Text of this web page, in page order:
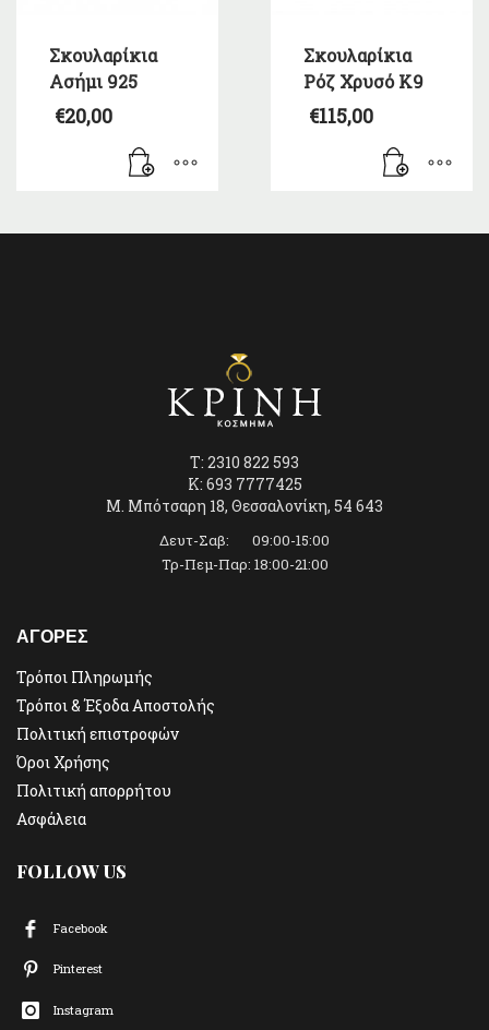
Σκουλαρίκια
Ασήμι 925
€20,00
Σκουλαρίκια
Ρόζ Χρυσό Κ9
€115,00
T: 2310 822 593
K: 693 7777425
Μ. Μπότσαρη 18, Θεσσαλονίκη, 54 643
Δευτ-Σαβ: 09:00-15:00
Τρ-Πεμ-Παρ: 18:00-21:00
ΑΓΟΡΕΣ
Τρόποι Πληρωμής
Τρόποι & Έξοδα Αποστολής
Πολιτική επιστροφών
Όροι Χρήσης
Πολιτική απορρήτου
Ασφάλεια
FOLLOW US
Facebook
Pinterest
Instagram